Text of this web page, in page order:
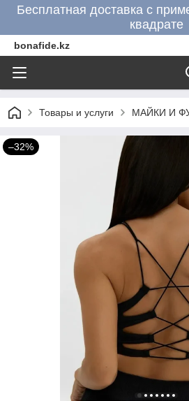
Бесплатная доставка с
квадрате
bonafide.kz
Товары и услуги МАЙКИ И
–32%